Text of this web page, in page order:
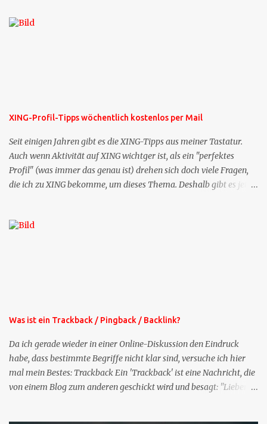
XING-Profil-Tipps wöchentlich kostenlos per Mail
Seit einigen Jahren gibt es die XING-Tipps aus meiner Tastatur.
Auch wenn Aktivität auf XING wichtger ist, als ein "perfektes
Profil" (was immer das genau ist) drehen sich doch viele Fragen,
die ich zu XING bekomme, um dieses Thema. Deshalb gibt es jetzt
bekommen Sie kostenlos eine weitere Folge. Die Startsequenz ist 16
Was ist ein Trackback / Pingback / Backlink?
Da ich gerade wieder in einer Online-Diskussion den Eindruck
habe, dass bestimmte Begriffe nicht klar sind, versuche ich hier
mal mein Bestes: Trackback Ein 'Trackback' ist eine Nachricht, die
von einem Blog zum anderen geschickt wird und besagt: "Lieber